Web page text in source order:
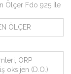
Ölçer Fdo 925 İle
ÖLÇER
ORP
oksijen (D.O.)